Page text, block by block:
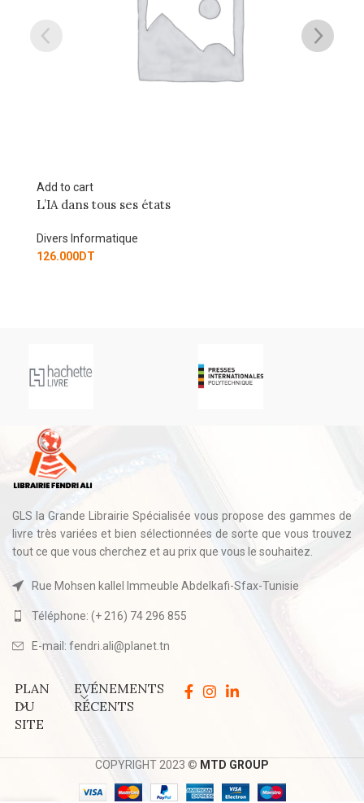
Utop’IA
Divers Informatique
GLS la Grande Librairie Spécialisée vous propose des gammes de
livre très variées et bien sélectionnées de sorte que vous trouvez
tout ce que vous cherchez et au prix que vous le souhaitez.
Rue Mohsen kallel Immeuble Abdelkafi-Sfax-Tunisie
Téléphone: (+ 216) 74 296 855
E-mail: fendri.ali@planet.tn
PLAN
DU
SITE
EVÉNEMENTS
RÉCENTS
COPYRIGHT 2023 © MTD GROUP